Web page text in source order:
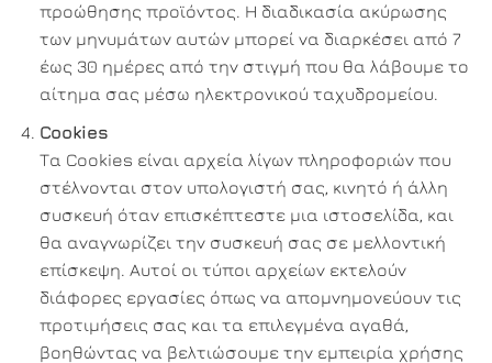
προώθησης προϊόντος. Η διαδικασία ακύρωσης
των μηνυμάτων αυτών μπορεί να διαρκέσει από 7
έως 30 ημέρες από την στιγμή που θα λάβουμε το
αίτημα σας μέσω ηλεκτρονικού ταχυδρομείου.
Cookies
Τα Cookies είναι αρχεία λίγων πληροφοριών που
στέλνονται στον υπολογιστή σας, κινητό ή άλλη
συσκευή όταν επισκέπτεστε μια ιστοσελίδα, και
θα αναγνωρίζει την συσκευή σας σε μελλοντική
επίσκεψη. Αυτοί οι τύποι αρχείων εκτελούν
διάφορες εργασίες όπως να απομνημονεύουν τις
προτιμήσεις σας και τα επιλεγμένα αγαθά,
βοηθώντας να βελτιώσουμε την εμπειρία χρήσης